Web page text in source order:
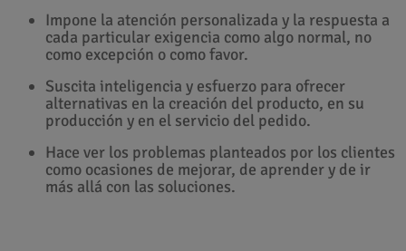
Impone la atención personalizada y la respuesta a
cada particular exigencia como algo normal, no
como excepción o como favor.
Suscita inteligencia y esfuerzo para ofrecer
alternativas en la creación del producto, en su
producción y en el servicio del pedido.
Hace ver los problemas planteados por los clientes
como ocasiones de mejorar, de aprender y de ir
más allá con las soluciones.